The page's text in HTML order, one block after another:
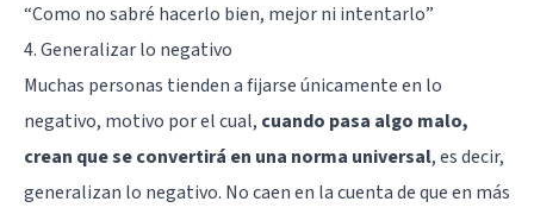
“Como no sabré hacerlo bien, mejor ni intentarlo”
4. Generalizar lo negativo
Muchas personas tienden a fijarse únicamente en lo
negativo, motivo por el cual, cuando pasa algo malo,
crean que se convertirá en una norma universal, es decir,
generalizan lo negativo. No caen en la cuenta de que en más